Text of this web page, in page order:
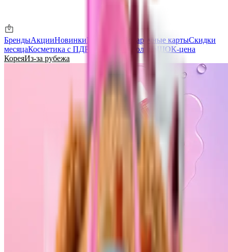
БрендыАкцииНовинкиМагазины Подарочные картыСкидки
месяцаКосметика с ПДРН Защита от солнца ШОК-цена
КореяИз-за рубежа